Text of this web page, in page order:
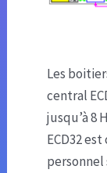
Les
central
jusqu’à 8
ECD32